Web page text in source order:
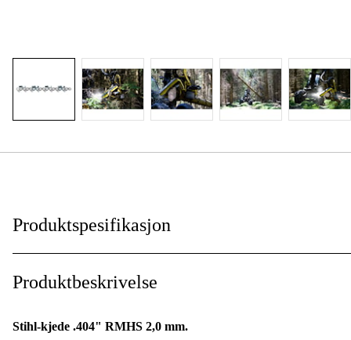
Produktspesifikasjon
Drivlenkebredde :
Produktbeskrivelse
Stihl-kjede .404" RMHS 2,0 mm.